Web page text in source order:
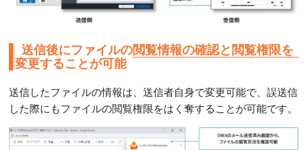
送信後にファイルの閲覧情報の確認と閲覧権限を
変更することが可能
送信したファイルの情報は、送信者自身で変更可能で、誤送信
した際にもファイルの閲覧権限をはく奪することが可能です。